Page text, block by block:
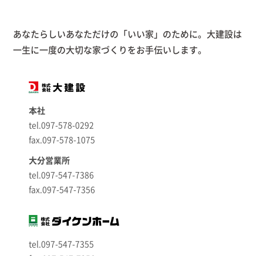
あなたらしいあなただけの「いい家」のために。大建設は
一生に一度の大切な家づくりをお手伝いします。
本社
tel.097-578-0292
fax.097-578-1075
大分営業所
tel.097-547-7386
fax.097-547-7356
tel.097-547-7355